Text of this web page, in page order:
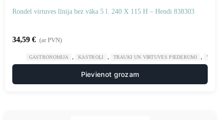
Rondel virtuves līnija bez vāka 5 l. 240 X 115 H – Hendi 838303
34,59 € (ar PVN)
GASTRONOMIJA KASTROĻI TRAUKI UN VIRTUVES PIEDERUMI
Pievienot grozam